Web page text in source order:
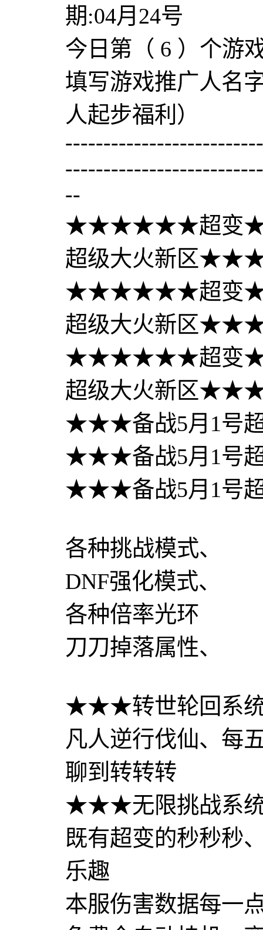
期:04月24号
今日第（ 6 ）个游
填写游戏推广人名
人起步福利）
--
★★★★★★超变
超级大火新区
★★★★★★超变
超级大火新区
★★★★★★超变
超级大火新区
★★★备战5月1号
★★★备战5月1号
★★★备战5月1号
各种挑战模式、
DNF强化模式、
各种倍率光环
刀刀掉落属性、
★★★转世轮回系
凡人逆行伐仙、每
聊到转转转
★★★无限挑战系
既有超变的秒秒秒
乐趣
本服伤害数据每一